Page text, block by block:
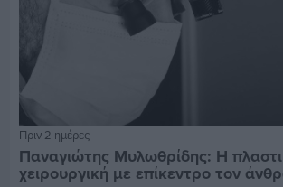
Πριν 2 ημέρες
Παναγιώτης Μυλωθρίδης: Η
χειρουργική με επίκεντρο τον